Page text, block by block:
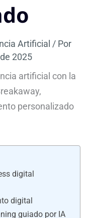
Artificial / Por
2025
artificial con la
personalizado
digital
digital
guiado por IA